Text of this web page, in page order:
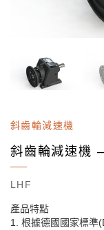
斜齒輪減速機
斜齒輪減速機
LHF
產品特點
1. 根據德國國家標準